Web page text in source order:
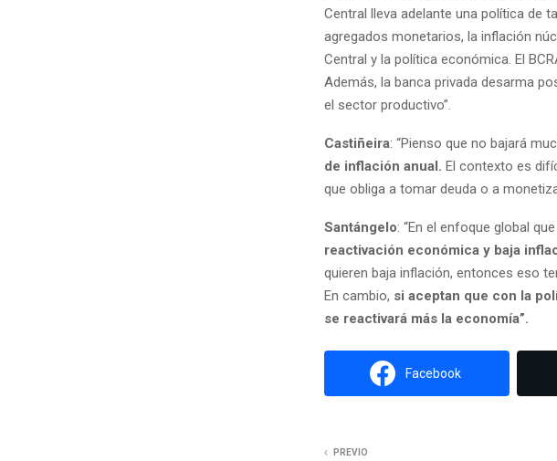
Central lleva adelante una política de
agregados monetarios, la inflación
Central y la política económica. El
Además, la banca privada desarma
el sector productivo”.
Castiñeira: “Pienso que no bajará
de inflación anual. El contexto es
que obliga a tomar deuda o a
Santángelo: “En el enfoque global
reactivación económica y baja
quieren baja inflación, entonces eso
En cambio, si aceptan que con la
se reactivará más la economía”.
Facebook
PREVIO